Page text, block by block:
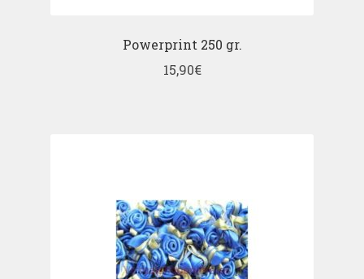
Powerprint 250 gr.
15,90€